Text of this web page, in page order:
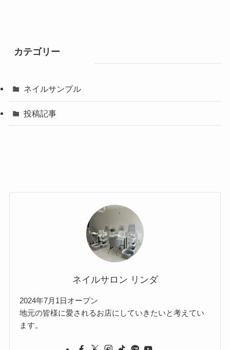
カテゴリー
ネイルサンプル
投稿記事
ネイルサロン リンダ
2024年7月1日オープン
地元の皆様に愛されるお店にしていきたいと考えてい
ます。